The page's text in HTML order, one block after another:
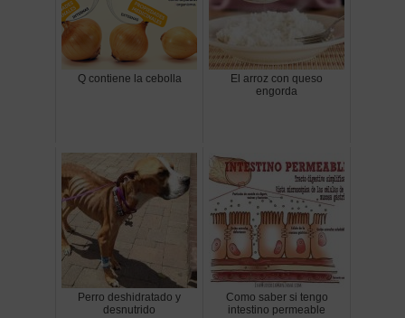
Q contiene la cebolla
El arroz con queso
engorda
Perro deshidratado y
desnutrido
Como saber si tengo
intestino permeable